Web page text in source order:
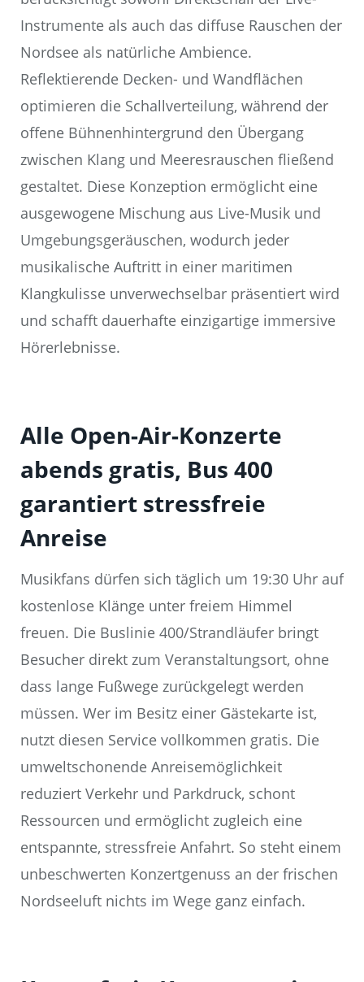
Instrumente als auch das diffuse Rauschen der
Nordsee als natürliche Ambience.
Reflektierende Decken- und Wandflächen
optimieren die Schallverteilung, während der
offene Bühnenhintergrund den Übergang
zwischen Klang und Meeresrauschen fließend
gestaltet. Diese Konzeption ermöglicht eine
ausgewogene Mischung aus Live-Musik und
Umgebungsgeräuschen, wodurch jeder
musikalische Auftritt in einer maritimen
Klangkulisse unverwechselbar präsentiert wird
und schafft dauerhafte einzigartige immersive
Hörerlebnisse.
Alle Open-Air-Konzerte
abends gratis, Bus 400
garantiert stressfreie
Anreise
Musikfans dürfen sich täglich um 19:30 Uhr auf
kostenlose Klänge unter freiem Himmel
freuen. Die Buslinie 400/Strandläufer bringt
Besucher direkt zum Veranstaltungsort, ohne
dass lange Fußwege zurückgelegt werden
müssen. Wer im Besitz einer Gästekarte ist,
nutzt diesen Service vollkommen gratis. Die
umweltschonende Anreisemöglichkeit
reduziert Verkehr und Parkdruck, schont
Ressourcen und ermöglicht zugleich eine
entspannte, stressfreie Anfahrt. So steht einem
unbeschwerten Konzertgenuss an der frischen
Nordseeluft nichts im Wege ganz einfach.